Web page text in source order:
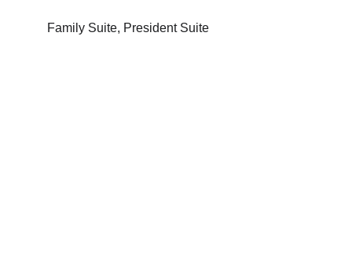
Family Suite, President Suite